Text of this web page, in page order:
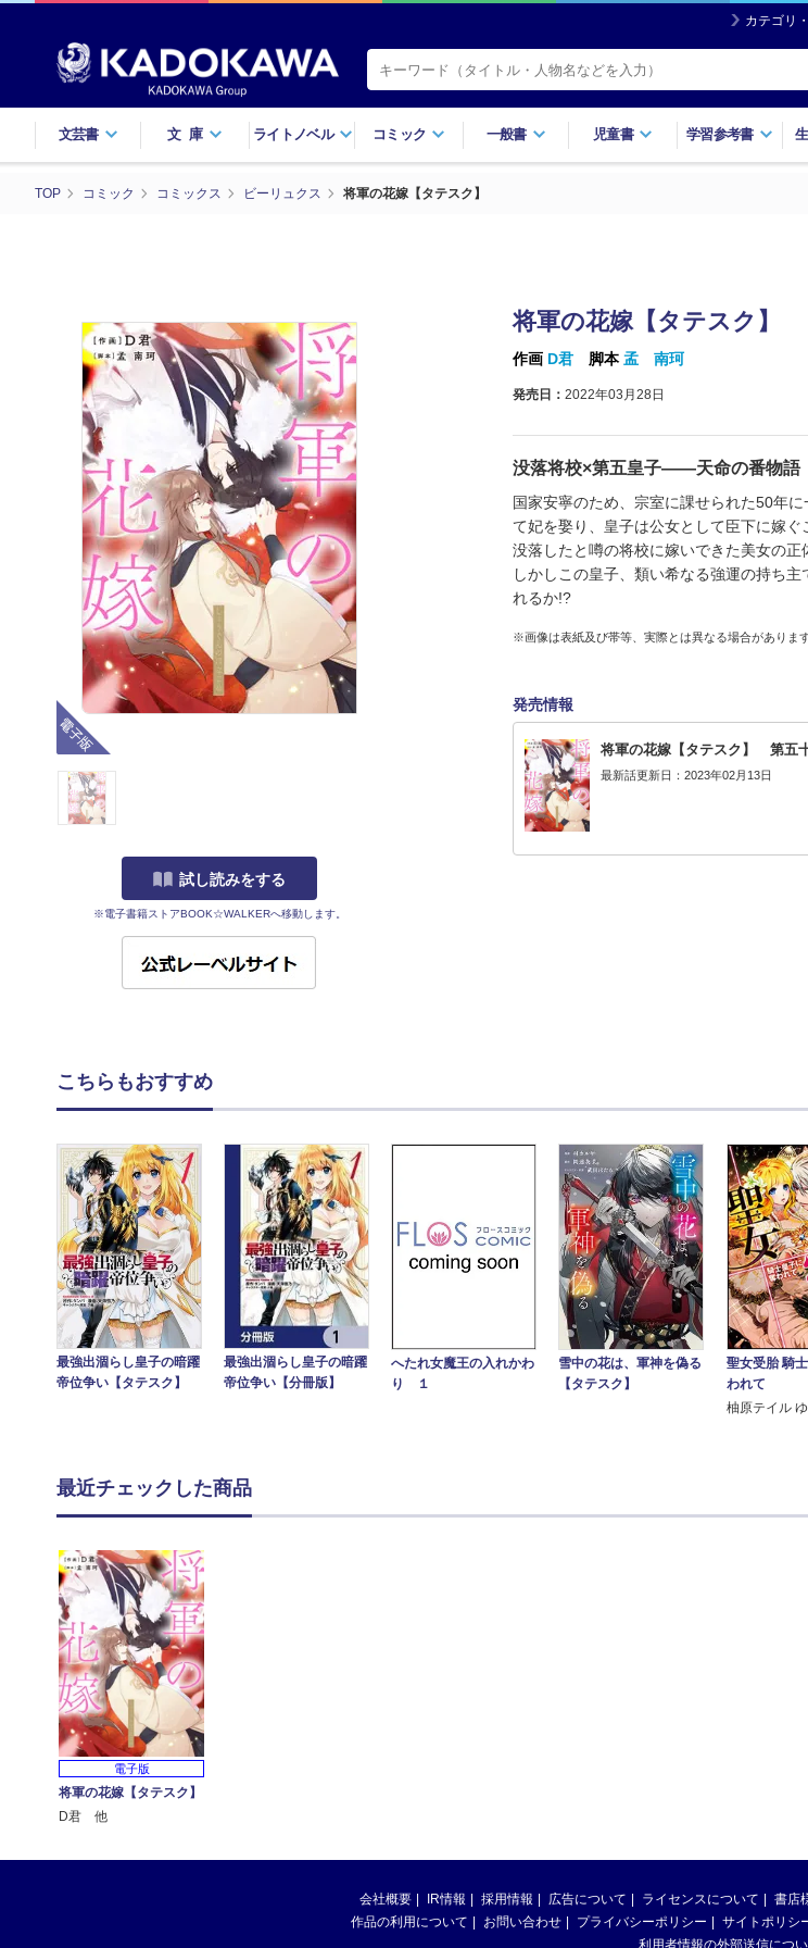
カテゴリ
文芸書 文庫 ライトノベル コミック 一般書 児童書 学習参考書
TOP コミック コミックス ビーリュクス 将軍の花嫁【タテスク】
電子版
試し読みをする
※電子書籍ストアBOOK☆WALKERへ移動します。
将軍の花嫁【タテスク】
作画 D君 脚本孟 南珂
発売日： 2022年03月28日
没落将校×第五皇子――天命の番物語
国家安寧のため、宗室に課せられた50年
て妃を娶り、皇子は公女として臣下に嫁ぐ
没落したと噂の将校に嫁いできた美女の正
しかしこの皇子、類い希なる強運の持
れるか!?
※画像は表紙及び帯等、実際とは異なる場合があります
発売情報
将軍の花嫁【タテスク】 第五
最新話更新日：2023年02月13日
こちらもおすすめ
最強出涸らし皇子の暗躍
帝位争い【タテスク】
最強出涸らし皇子の暗躍
帝位争い【分冊版】
へたれ女魔王の入れかわ
り １
雪中の花は、軍神を偽る
【タテスク】
聖女受胎 騎
われて
柚原テイル
最近チェックした商品
電子版
将軍の花嫁【タテスク】
D君 他
会社概要 IR情報 採用情報 広告について ライセンスについて 書店
作品の利用について
お問い合わせ プライバシーポリシー サイトポリシ
利用者情報の外部送信につ